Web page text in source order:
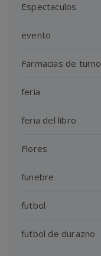
Espectaculos
evento
Farmacias de turno
feria
feria del libro
Flores
funebre
futbol
futbol de durazno